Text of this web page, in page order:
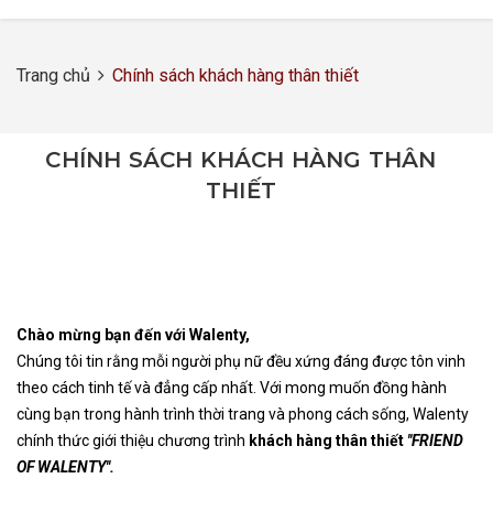
Trang chủ Chính sách khách hàng thân thiết
CHÍNH SÁCH KHÁCH HÀNG THÂN
THIẾT
Chào mừng bạn đến với Walenty,
Chúng tôi tin rằng mỗi người phụ nữ đều xứng đáng được tôn vinh
theo cách tinh tế và đẳng cấp nhất. Với mong muốn đồng hành
cùng bạn trong hành trình thời trang và phong cách sống, Walenty
chính thức giới thiệu chương trình khách hàng thân thiết''FRIEND
OF WALENTY''.